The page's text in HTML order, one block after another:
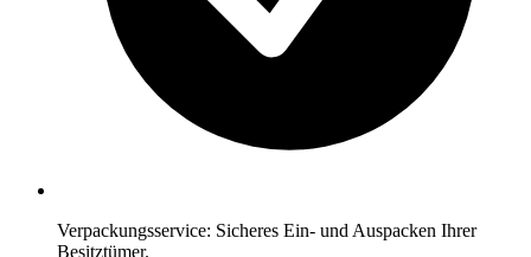
Verpackungsservice: Sicheres Ein- und Auspacken Ihrer
Besitztümer.